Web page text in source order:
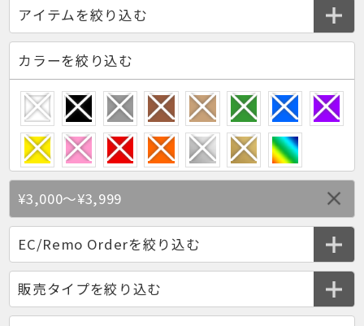
カラーを絞り込む
¥3,000～¥3,999